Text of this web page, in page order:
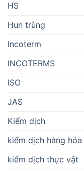
HS
Hun trùng
Incoterm
INCOTERMS
ISO
JAS
Kiểm dịch
kiểm dịch hàng hóa
kiểm dịch thực vật